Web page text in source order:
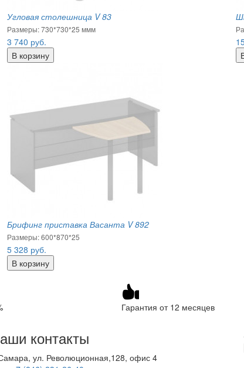
Угловая столешница V 83
Размеры: 730*730*25 ммм
3 740 руб.
Брифинг приставка Васанта V 892
Размеры: 600*870*25
5 328 руб.
Гарантия от 12 месяцев
контакты
ул. Революционная,128, офис 4